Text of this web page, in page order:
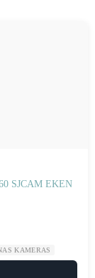
SJCAM EKEN
KAMERAS